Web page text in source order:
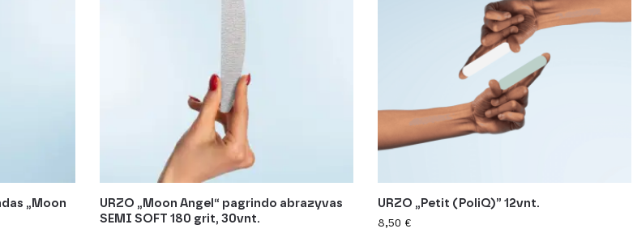
„Moon
URZO „Moon Angel“ pagrindo abrazyvas
SEMI SOFT 180 grit, 30vnt.
URZO „Petit (PoliQ)” 12vnt.
8,50 €